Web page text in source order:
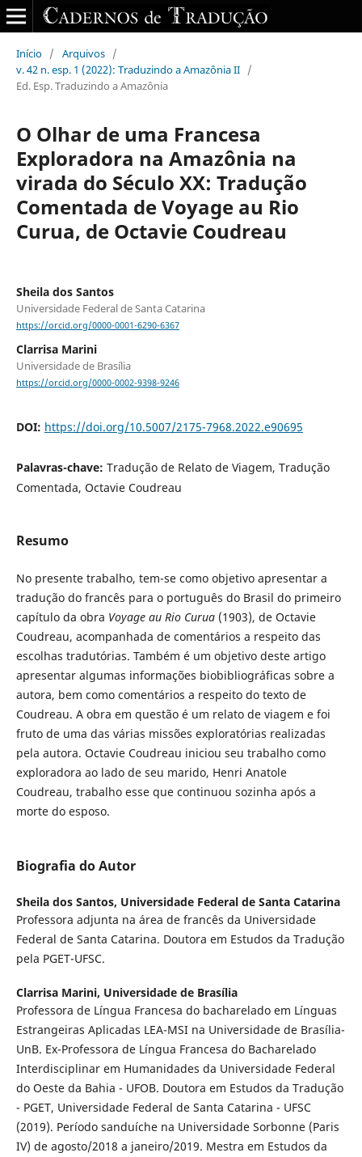
Início / Arquivos /
v. 42 n. esp. 1 (2022): Traduzindo a Amazônia II /
Ed. Esp. Traduzindo a Amazônia
O Olhar de uma Francesa
Exploradora na Amazônia na
virada do Século XX: Tradução
Comentada de Voyage au Rio
Curua, de Octavie Coudreau
Sheila dos Santos
Universidade Federal de Santa Catarina
https://orcid.org/0000-0001-6290-6367
Clarrisa Marini
Universidade de Brasília
https://orcid.org/0000-0002-9398-9246
DOI: https://doi.org/10.5007/2175-7968.2022.e90695
Palavras-chave: Tradução de Relato de Viagem, Tradução
Comentada, Octavie Coudreau
Resumo
No presente trabalho, tem-se como objetivo apresentar a
tradução do francês para o português do Brasil do primeiro
capítulo da obra Voyage au Rio Curua (1903), de Octavie
Coudreau, acompanhada de comentários a respeito das
escolhas tradutórias. Também é um objetivo deste artigo
apresentar algumas informações biobibliográficas sobre a
autora, bem como comentários a respeito do texto de
Coudreau. A obra em questão é um relato de viagem e foi
fruto de uma das várias missões exploratórias realizadas
pela autora. Octavie Coudreau iniciou seu trabalho como
exploradora ao lado de seu marido, Henri Anatole
Coudreau, trabalho esse que continuou sozinha após a
morte do esposo.
Biografia do Autor
Sheila dos Santos, Universidade Federal de Santa Catarina
Professora adjunta na área de francês da Universidade
Federal de Santa Catarina. Doutora em Estudos da Tradução
pela PGET-UFSC.
Clarrisa Marini, Universidade de Brasília
Professora de Língua Francesa do bacharelado em Línguas
Estrangeiras Aplicadas LEA-MSI na Universidade de Brasília-
UnB. Ex-Professora de Língua Francesa do Bacharelado
Interdisciplinar em Humanidades da Universidade Federal
do Oeste da Bahia - UFOB. Doutora em Estudos da Tradução
- PGET, Universidade Federal de Santa Catarina - UFSC
(2019). Período sanduíche na Universidade Sorbonne (Paris
IV) de agosto/2018 a janeiro/2019. Mestra em Estudos da